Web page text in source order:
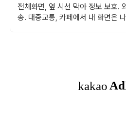
전체화면, 옆 시선 막아 정보 보호.
송. 대중교통, 카페에서 내 화면은